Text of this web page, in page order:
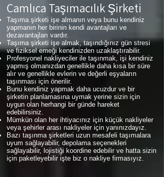
Çamlıca Taşımacılık Şirketi
Taşıma şirketi işe almanın veya bunu kendiniz
yapmanın her birinin kendi avantajları ve
dezavantajları vardır.
Taşıma şirketi işe almak, taşındığınız gün stresi
ve fiziksel emeği kendinizden uzaklaştırabilir.
Profesyonel nakliyeciler ile taşınmak, işi kendiniz
yapmış olmanızdan genellikle daha kısa bir süre
alır ve genellikle evlerin ve değerli eşyaların
taşınması için önerilir.
Bunu kendiniz yapmak daha ucuzdur ve bir
şirketin planlamasına uymak yerine sizin için
uygun olan herhangi bir günde hareket
edebilirsiniz.
Mümkün olan her ihtiyacınız için küçük nakliyeler
veya şehirler arası nakliyeler için yanınızdayız.
Bazı taşınma şirketleri uzun mesafeli taşımalara
uyum sağlayabilir, depolama seçenekleri
sağlayabilir, lojistiği koordine edebilir ve hatta sizin
için paketleyebilir işte biz o nakliye firmasıyız.